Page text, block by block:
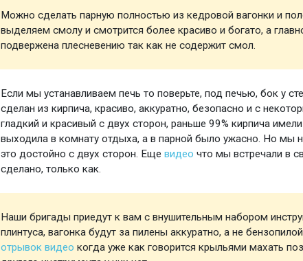
Можно сделать парную полностью из кедровой вагонки и
выделяем смолу и смотрится более красиво и богато, а
подвержена плесневению так как не содержит смол.
Если мы устанавливаем печь то поверьте, под печью, бок у
сделан из кирпича, красиво, аккуратно, безопасно и с
гладкий и красивый с двух сторон, раньше 99% кирпича
выходила в комнату отдыха, а в парной было ужасно. Но мы
это достойно с двух сторон. Еще видео что мы встречали в
сделано, только как.
Наши бригады приедут к вам с внушительным набором
плинтуса, вагонка будут за пилены аккуратно, а не
отрывок видео когда уже как говорится крыльями махать